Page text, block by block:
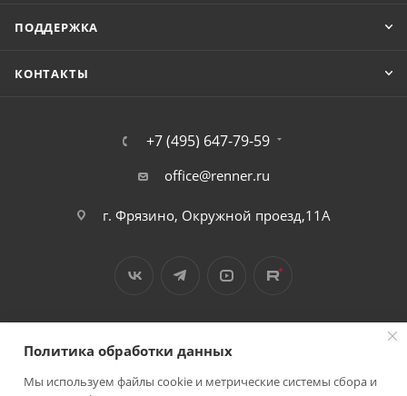
ПОДДЕРЖКА
КОНТАКТЫ
+7 (495) 647-79-59
office@renner.ru
г. Фрязино, Окружной проезд,11А
2026 © Лига - каталог лакокрасочных покрытий
Политика обработки данных
Мы используем файлы cookie и метрические системы сбора и